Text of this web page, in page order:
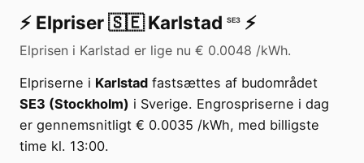
⚡️ Elpriser🇸🇪 Karlstad SE3 ⚡️
Elprisen i Karlstad er lige nu € 0.0048 /kWh.
Elpriserne i Karlstad fastsættes af budområdet
SE3 (Stockholm) i Sverige. Engrospriserne i dag
er gennemsnitligt € 0.0035 /kWh, med billigste
time kl. 13:00.